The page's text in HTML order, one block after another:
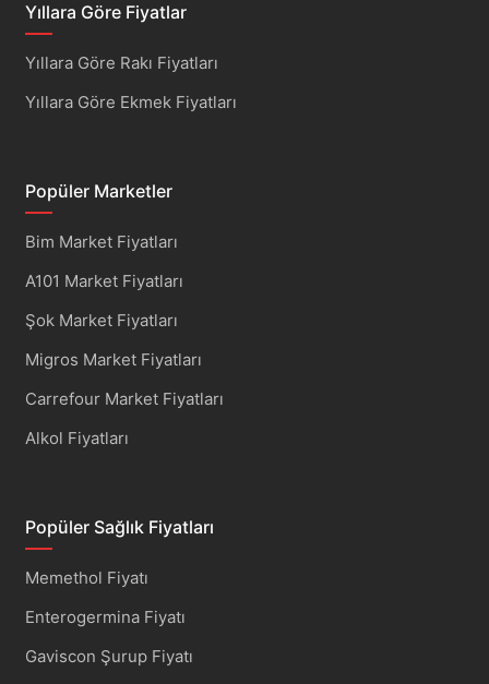
Yıllara Göre Fiyatlar
Yıllara Göre Rakı Fiyatları
Yıllara Göre Ekmek Fiyatları
Popüler Marketler
Bim Market Fiyatları
A101 Market Fiyatları
Şok Market Fiyatları
Migros Market Fiyatları
Carrefour Market Fiyatları
Alkol Fiyatları
Popüler Sağlık Fiyatları
Memethol Fiyatı
Enterogermina Fiyatı
Gaviscon Şurup Fiyatı